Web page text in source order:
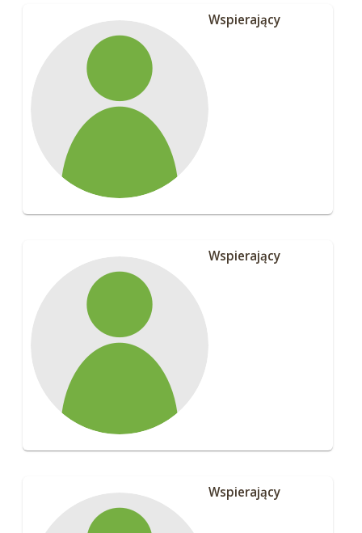
Wspierający
Wspierający
Wspierający